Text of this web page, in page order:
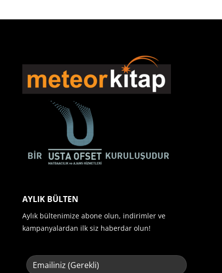
AYLIK BÜLTEN
Aylık bültenimize abone olun, indirimler ve
kampanyalardan ilk siz haberdar olun!